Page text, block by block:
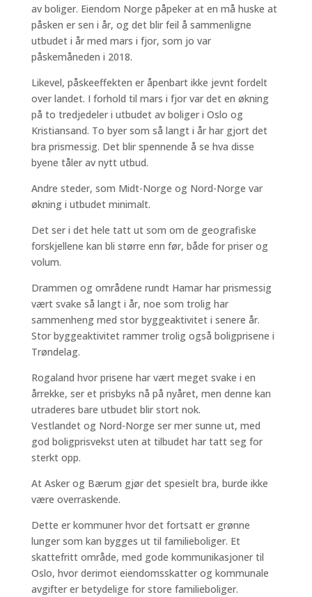
av boliger. Eiendom Norge påpeker at en må huske at
påsken er sen i år, og det blir feil å sammenligne
utbudet i år med mars i fjor, som jo var
påskemåneden i 2018.
Likevel, påskeeffekten er åpenbart ikke jevnt fordelt
over landet. I forhold til mars i fjor var det en økning
på to tredjedeler i utbudet av boliger i Oslo og
Kristiansand. To byer som så langt i år har gjort det
bra prismessig. Det blir spennende å se hva disse
byene tåler av nytt utbud.
Andre steder, som Midt-Norge og Nord-Norge var
økning i utbudet minimalt.
Det ser i det hele tatt ut som om de geografiske
forskjellene kan bli større enn før, både for priser og
volum.
Drammen og områdene rundt Hamar har prismessig
vært svake så langt i år, noe som trolig har
sammenheng med stor byggeaktivitet i senere år.
Stor byggeaktivitet rammer trolig også boligprisene i
Trøndelag.
Rogaland hvor prisene har vært meget svake i en
årrekke, ser et prisbyks nå på nyåret, men denne kan
utraderes bare utbudet blir stort nok.
Vestlandet og Nord-Norge ser mer sunne ut, med
god boligprisvekst uten at tilbudet har tatt seg for
sterkt opp.
At Asker og Bærum gjør det spesielt bra, burde ikke
være overraskende.
Dette er kommuner hvor det fortsatt er grønne
lunger som kan bygges ut til familieboliger. Et
skattefritt område, med gode kommunikasjoner til
Oslo, hvor derimot eiendomsskatter og kommunale
avgifter er betydelige for store familieboliger.